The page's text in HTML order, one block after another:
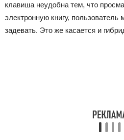
клавиша неудобна тем, что
электронную книгу, пользователь
задевать. Это же касается и